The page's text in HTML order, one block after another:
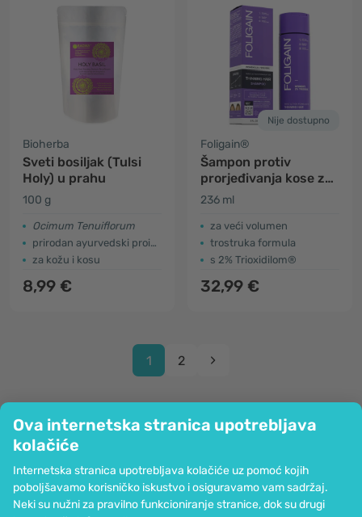
Ova internetska stranica upotrebljava
kolačiće
Internetska stranica upotrebljava kolačiće uz pomoć kojih
poboljšavamo korisničko iskustvo i osiguravamo vam sadržaj.
Neki su nužni za pravilno funkcioniranje stranice, dok su drugi
Bioherba
Sveti bosiljak (Tulsi
Holy) u prahu
100 g
Ocimum Tenuiflorum
prirodan ayurvedski proizvod
za kožu i kosu
8,99 €
Nije dostupno
Foligain®
Šampon protiv
prorjeđivanja kose za
žene
236 ml
za veći volumen
trostruka formula
s 2% Trioxidilom®
32,99 €
1 2
Informacije
Pridružite nam se